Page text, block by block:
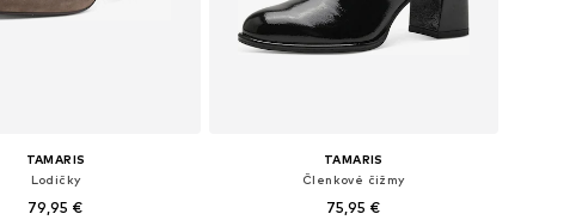
TAMARIS
Lodičky
79,95 €
TAMARIS
Členkové čižmy
75,95 €